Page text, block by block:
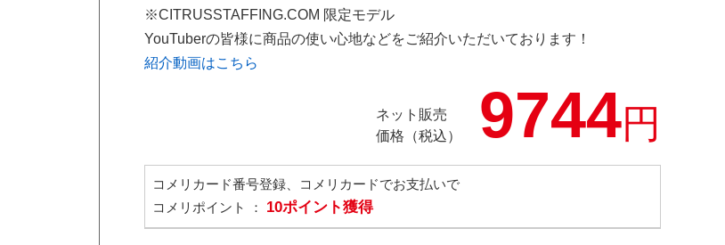
※CITRUSSTAFFING.COM 限定モデル
YouTuberの皆様に商品の使い心地などをご紹介いただいております！
紹介動画はこちら
ネット販売
価格（税込）
9744円
コメリカード番号登録、コメリカードでお支払いで
コメリポイント ： 10ポイント獲得